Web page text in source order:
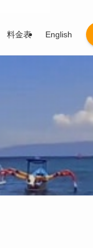
料金表 English